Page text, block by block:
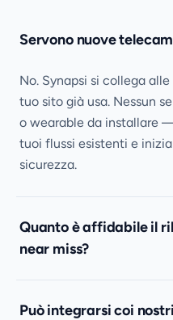
Servono nuove
No. Synapsi si collega
tuo sito già usa. Nessun
o wearable da installare
tuoi flussi esistenti e
sicurezza.
Quanto è affidabile il
near miss?
Può integrarsi coi